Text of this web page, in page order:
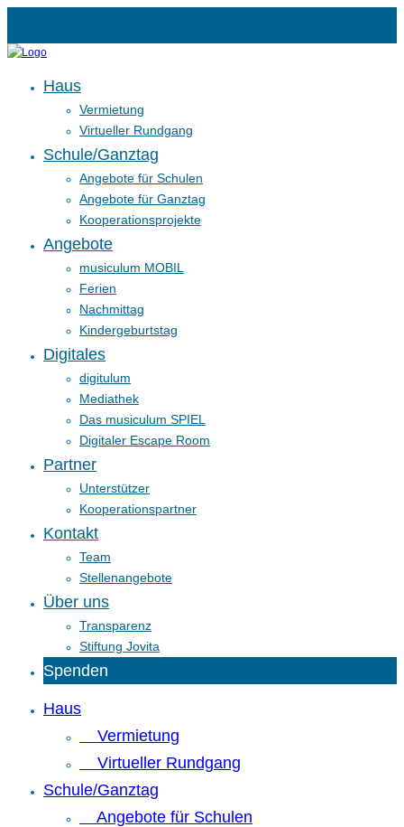
Haus
Vermietung
Virtueller Rundgang
Schule/Ganztag
Angebote für Schulen
Angebote für Ganztag
Kooperationsprojekte
Angebote
musiculum MOBIL
Ferien
Nachmittag
Kindergeburtstag
Digitales
digitulum
Mediathek
Das musiculum SPIEL
Digitaler Escape Room
Partner
Unterstützer
Kooperationspartner
Kontakt
Team
Stellenangebote
Über uns
Transparenz
Stiftung Jovita
Spenden
Haus
Vermietung
Virtueller Rundgang
Schule/Ganztag
Angebote für Schulen